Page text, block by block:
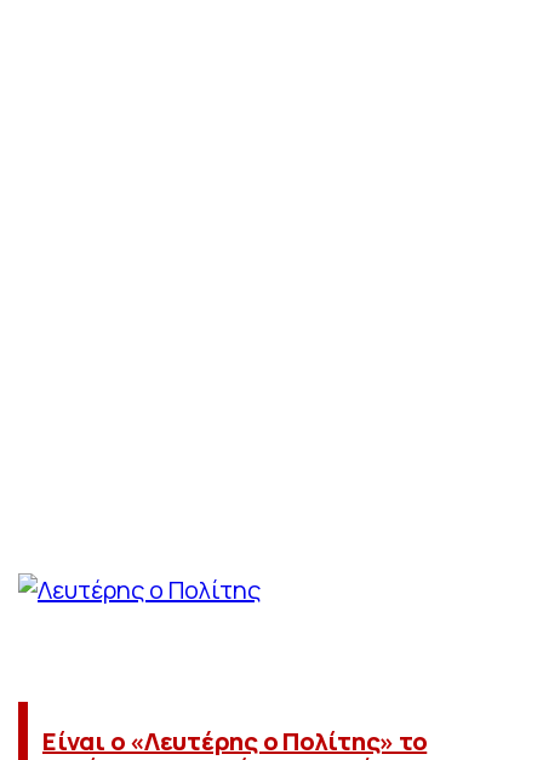
Είναι ο «Λευτέρης ο Πολίτης» το